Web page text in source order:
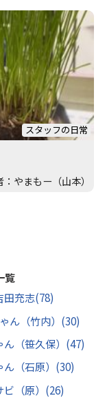
スタッフの日常
：やまもー（山本）
覧
田充志(78)
ん（竹内） (30)
（笹久保） (47)
（石原） (30)
ビ（原） (26)